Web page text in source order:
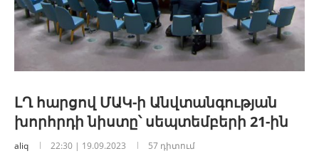
ԼՂ հարցով ՄԱԿ-ի Անվտանգության
խորհրդի նիստը՝ սեպտեմբերի 21-ին
aliq 22:30 | 19.09.2023 57 դիտում